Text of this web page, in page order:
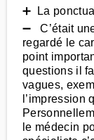
➕ La
➖ C’était
regardé le
point
questions il
vagues,
l’impression
le médecin